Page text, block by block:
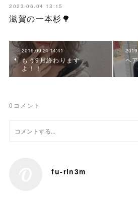
2023.06.04 13:15
滋賀の一本杉🌳
2019.09.24 14:41
もう9月終わります
よ！！
ヘ
0 コメント
fu-rin3m